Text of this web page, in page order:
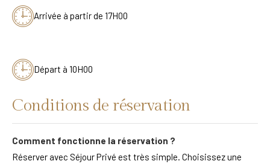
Arrivée à partir de 17H00
Départ à 10H00
Conditions de réservation
Comment fonctionne la réservation ?
Réserver avec Séjour Privé est très simple. Choisissez une